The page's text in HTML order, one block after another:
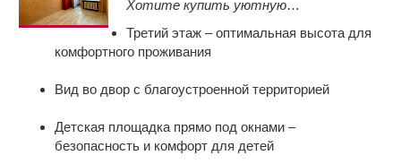
Пятерочка, остановка автобусов
Обсерваторная.
Xoтитe купить уютную
этаже?
этаже – идеальное жилье для вашей
семьи!
Третий этаж – оптимальная высота для
комфортного проживания
Вид во двор с благоустроенной территорией
Детская площадка прямо под окнами –
безопасность и комфорт для детей